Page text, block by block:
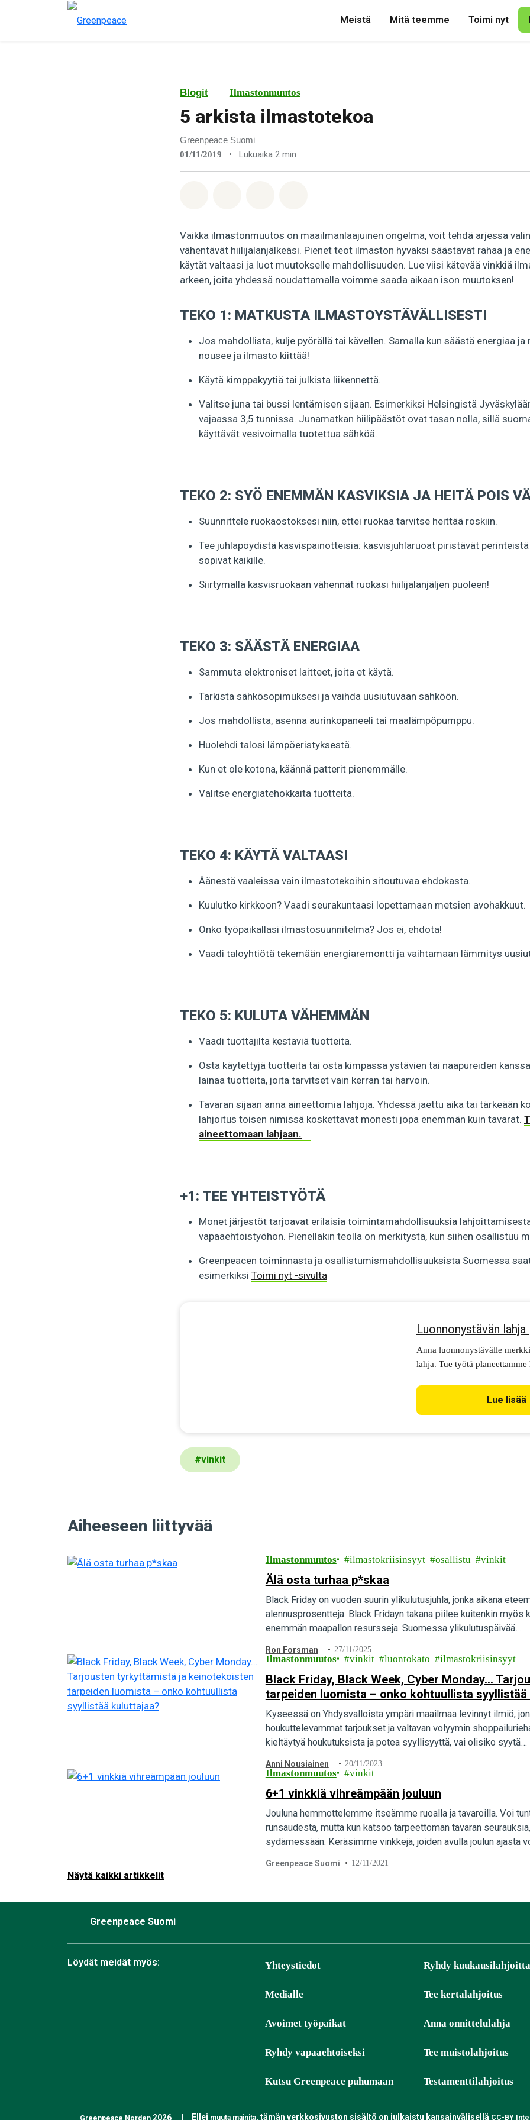
Meistä Mitä teemme Toimi nyt
Blogit Ilmastonmuutos
5 arkista ilmastotekoa
Greenpeace Suomi
01/11/2019 • Lukuaika 2 min
Vaikka ilmastonmuutos on maailmanlaajuinen ongelma, voit tehdä arjessa
vähentävät hiilijalanjälkeäsi. Pienet teot ilmaston hyväksi säästävät rahaa ja
käytät valtaasi ja luot muutokselle mahdollisuuden. Lue viisi kätevää vinkkiä
arkeen, joita yhdessä noudattamalla voimme saada aikaan ison muutoksen!
TEKO 1: MATKUSTA ILMASTOYSTÄVÄLLISESTI
Jos mahdollista, kulje pyörällä tai kävellen. Samalla kun säästä energiaa ja
nousee ja ilmasto kiittää!
Käytä kimppakyytiä tai julkista liikennettä.
Valitse juna tai bussi lentämisen sijaan. Esimerkiksi Helsingistä
vajaassa 3,5 tunnissa. Junamatkan hiilipäästöt ovat tasan nolla, sillä
käyttävät vesivoimalla tuotettua sähköä.
TEKO 2: SYÖ ENEMMÄN KASVIKSIA JA HEITÄ POIS
Suunnittele ruokaostoksesi niin, ettei ruokaa tarvitse heittää roskiin.
Tee juhlapöydistä kasvispainotteisia: kasvisjuhlaruoat piristävät
sopivat kaikille.
Siirtymällä kasvisruokaan vähennät ruokasi hiilijalanjäljen puoleen!
TEKO 3: SÄÄSTÄ ENERGIAA
Sammuta elektroniset laitteet, joita et käytä.
Tarkista sähkösopimuksesi ja vaihda uusiutuvaan sähköön.
Jos mahdollista, asenna aurinkopaneeli tai maalämpöpumppu.
Huolehdi talosi lämpöeristyksestä.
Kun et ole kotona, käännä patterit pienemmälle.
Valitse energiatehokkaita tuotteita.
TEKO 4: KÄYTÄ VALTAASI
Äänestä vaaleissa vain ilmastotekoihin sitoutuvaa ehdokasta.
Kuulutko kirkkoon? Vaadi seurakuntaasi lopettamaan metsien avohakkuut.
Onko työpaikallasi ilmastosuunnitelma? Jos ei, ehdota!
Vaadi taloyhtiötä tekemään energiaremontti ja vaihtamaan lämmitys
TEKO 5: KULUTA VÄHEMMÄN
Vaadi tuottajilta kestäviä tuotteita.
Osta käytettyjä tuotteita tai osta kimpassa ystävien tai naapureiden
lainaa tuotteita, joita tarvitset vain kerran tai harvoin.
Tavaran sijaan anna aineettomia lahjoja. Yhdessä jaettu aika tai tärkeään
lahjoitus toisen nimissä koskettavat monesti jopa enemmän kuin tavarat.
aineettomaan lahjaan.
+1: TEE YHTEISTYÖTÄ
Monet järjestöt tarjoavat erilaisia toimintamahdollisuuksia
vapaaehtoistyöhön. Pienelläkin teolla on merkitystä, kun siihen osallistuu
Greenpeacen toiminnasta ja osallistumismahdollisuuksista Suomessa
esimerkiksi Toimi nyt -sivulta
Luonnonystävän lahja
Anna luonnonystävälle
lahja. Tue työtä
Lue lisää
#vinkit
Aiheeseen liittyvää
Ilmastonmuutos ilmastokriisinsyyt osallistu vinkit
Älä osta turhaa p*skaa
Black Friday on vuoden suurin ylikulutusjuhla, jonka aikana
alennusprosentteja. Black Fridayn takana piilee kuitenkin
enemmän maapallon resursseja. Suomessa ylikulutuspäivää…
Ron Forsman 27/11/2025
Ilmastonmuutos vinkit luontokato ilmastokriisinsyyt
Black Friday, Black Week, Cyber Monday…
tarpeiden luomista – onko kohtuullista syyllistää
Kyseessä on Yhdysvalloista ympäri maailmaa levinnyt ilmiö,
houkuttelevammat tarjoukset ja valtavan volyymin
kieltäytyä houkutuksista ja potea syyllisyyttä, vai olisiko syytä…
Anni Nousiainen 20/11/2023
Ilmastonmuutos vinkit
6+1 vinkkiä vihreämpään jouluun
Jouluna hemmottelemme itseämme ruoalla ja tavaroilla. Voi
runsaudesta, mutta kun katsoo tarpeettoman tavaran
sydämessään. Keräsimme vinkkejä, joiden avulla joulun ajasta
Greenpeace Suomi 12/11/2021
Näytä kaikki artikkelit
Greenpeace Suomi
Löydät meidät myös: Yhteystiedot
Medialle
Avoimet työpaikat
Ryhdy vapaaehtoiseksi
Kutsu Greenpeace puhumaan
Ryhdy
Tee kertalahjoitus
Anna onnittelulahja
Tee muistolahjoitus
Testamenttilahjoitus
Greenpeace Norden 2026 Ellei muuta mainita, tämän verkkosivuston sisältö on julkaistu kansainvälisellä CC-BY